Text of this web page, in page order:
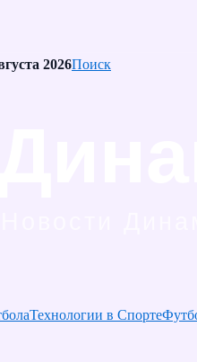
2026Поиск
Технологии в Спорте